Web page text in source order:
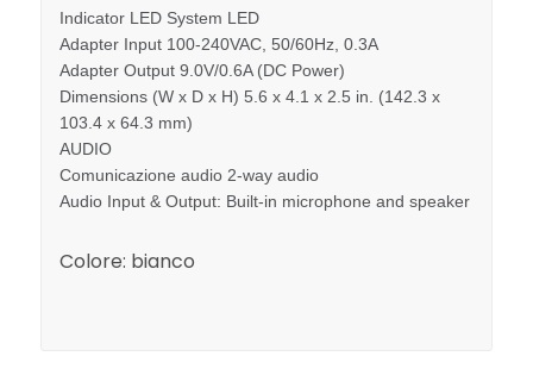
Indicator LED System LED
Adapter Input 100-240VAC, 50/60Hz, 0.3A
Adapter Output 9.0V/0.6A (DC Power)
Dimensions (W x D x H) 5.6 x 4.1 x 2.5 in. (142.3 x
103.4 x 64.3 mm)
AUDIO
Comunicazione audio 2-way audio
Audio Input & Output: Built-in microphone and speaker
Colore: bianco